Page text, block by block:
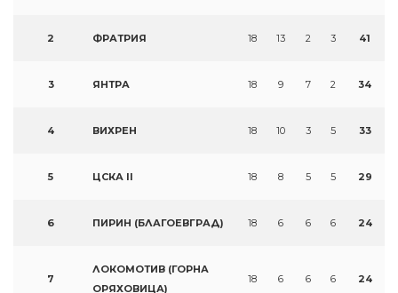
2 ФРАТРИЯ 18 13 2 3 41
3 ЯНТРА 18 9 7 2 34
4 ВИХРЕН 18 10 3 5 33
5 ЦСКА II 18 8 5 5 29
6 ПИРИН (БЛАГОЕВГРАД) 18 6 6 6 24
7
ЛОКОМОТИВ (ГОРНА
ОРЯХОВИЦА)
18 6 6 6 24